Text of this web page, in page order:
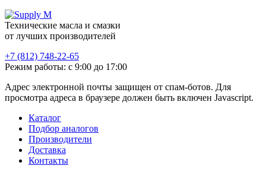
Технические масла и смазки
от лучших производителей
+7 (812) 748-22-65
Режим работы: с 9:00 до 17:00
Адрес электронной почты защищен от спам-ботов. Для
просмотра адреса в браузере должен быть включен Javascript.
Каталог
Подбор аналогов
Производители
Доставка
Контакты